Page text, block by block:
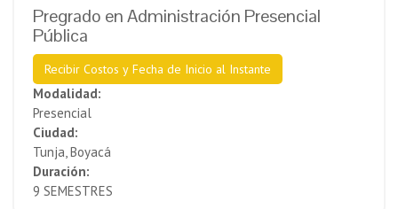
Pregrado en Administración Presencial
Pública
Recibir Costos y Fecha de Inicio al Instante
Modalidad:
Presencial
Ciudad:
Tunja, Boyacá
Duración:
9 SEMESTRES